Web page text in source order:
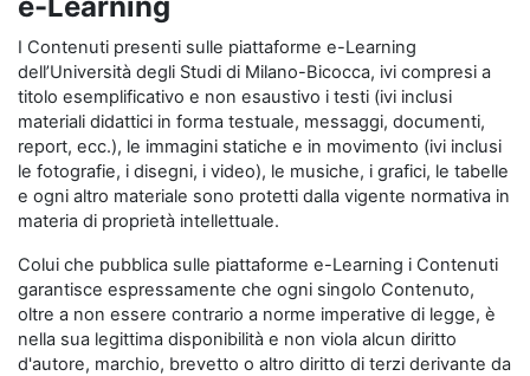
I Contenuti presenti sulle piattaforme e-Learning
dell’Università degli Studi di Milano-Bicocca, ivi compresi a
titolo esemplificativo e non esaustivo i testi (ivi inclusi
materiali didattici in forma testuale, messaggi, documenti,
report, ecc.), le immagini statiche e in movimento (ivi inclusi
le fotografie, i disegni, i video), le musiche, i grafici, le tabelle
e ogni altro materiale sono protetti dalla vigente normativa in
materia di proprietà intellettuale.
Colui che pubblica sulle piattaforme e-Learning i Contenuti
garantisce espressamente che ogni singolo Contenuto,
oltre a non essere contrario a norme imperative di legge, è
nella sua legittima disponibilità e non viola alcun diritto
d'autore, marchio, brevetto o altro diritto di terzi derivante da